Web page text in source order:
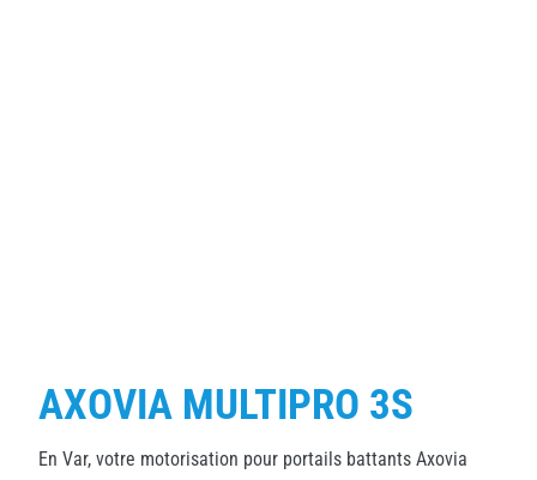
AXOVIA MULTIPRO 3S
En Var, votre motorisation pour portails battants Axovia